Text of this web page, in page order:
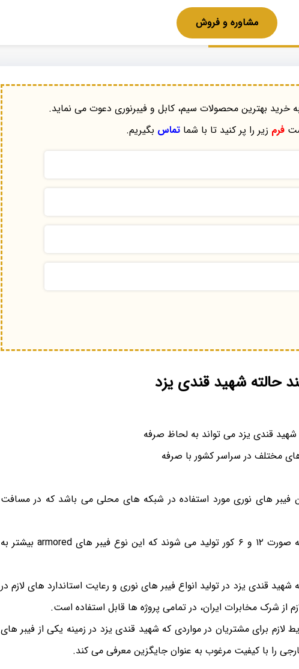
مشاوره و فروش
خرید بهترین محصولات سیم، کابل و فیبرنوری دعوت می نماید.
فرم زیر را پر کنید تا با شماتماس بگیریم.
حالته شهید قندی یزد
شهید قندی یزد می تواند به لحاظ صرفه
مختلف در سراسر کشور با صرفه
فیبر های نوری مورد استفاده در شبکه های محلی می باشد که در مسافت
فیبر های نوری mm شهید قندی یزد به صورت ۱۲ و ۶ کور تولید می شوند که این نوع فیبر های armored بیشتر به
قندی یزد در تولید انواع فیبر های نوری و رعایت استاندارد های لازم در
از شرک مخابرات ایران، در تمامی پروژه ها قابل استفاده است.
لازم برای مشتریان در مواردی که شهید قندی یزد در زمینه یکی از فیبر های
را با کیفیت مرغوب به عنوان جایگزین معرفی می کند.